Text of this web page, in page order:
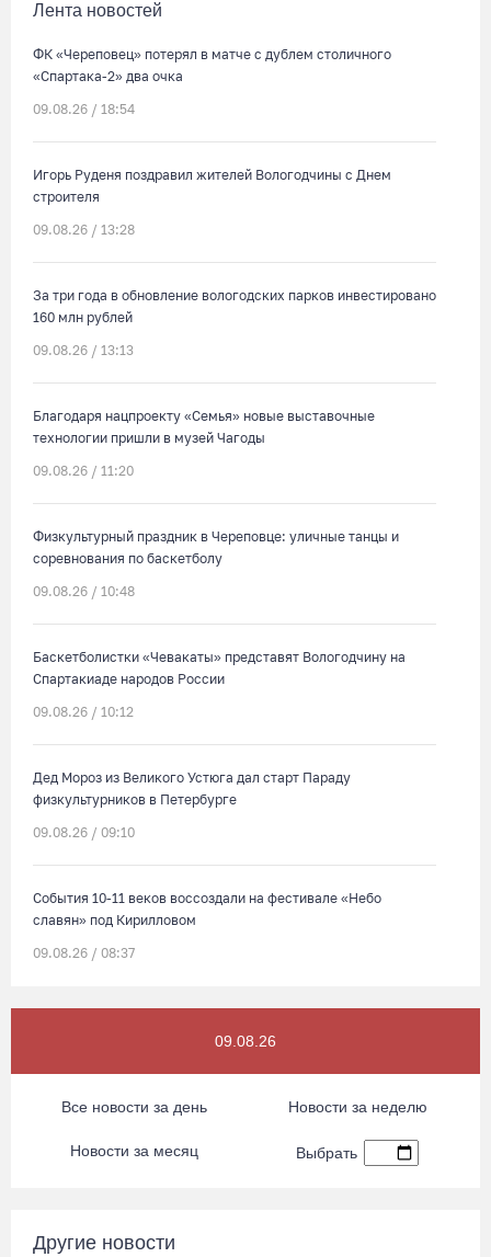
Лента новостей
ФК «Череповец» потерял в матче с дублем столичного
«Спартака-2» два очка
09.08.26 / 18:54
Игорь Руденя поздравил жителей Вологодчины с Днем
строителя
09.08.26 / 13:28
За три года в обновление вологодских парков инвестировано
160 млн рублей
09.08.26 / 13:13
Благодаря нацпроекту «Семья» новые выставочные
технологии пришли в музей Чагоды
09.08.26 / 11:20
Физкультурный праздник в Череповце: уличные танцы и
соревнования по баскетболу
09.08.26 / 10:48
Баскетболистки «Чевакаты» представят Вологодчину на
Спартакиаде народов России
09.08.26 / 10:12
Дед Мороз из Великого Устюга дал старт Параду
физкультурников в Петербурге
09.08.26 / 09:10
События 10-11 веков воссоздали на фестивале «Небо
славян» под Кирилловом
09.08.26 / 08:37
09.08.26 / 07:40
В Вологодской области впервые пройдет фестиваль памяти
Ольги Фокиной
09.08.26
Все новости за день Новости за неделю
Новости за месяц Выбрать
Другие новости